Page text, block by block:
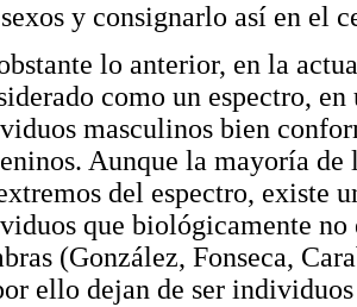
y consignarlo así en el
lo anterior, en la
como un espectro,
masculinos bien
Aunque la mayoría
del espectro, existe
que biológicamente no
(González, Fonseca,
ello dejan de ser